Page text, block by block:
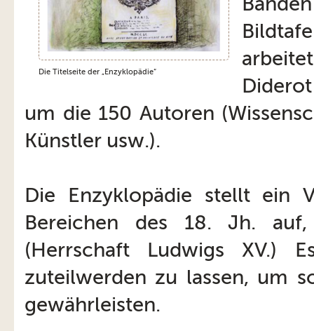
Die Titelseite der „Enzyklopädie“
um die 150 Autoren
Künstler usw.).
Die Enzyklopädie stellt ein
Bereichen des 18. Jh.
(Herrschaft Ludwigs XV.)
zuteilwerden zu lassen, um
gewährleisten.